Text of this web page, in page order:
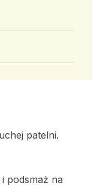
patelni.
podsmaż na